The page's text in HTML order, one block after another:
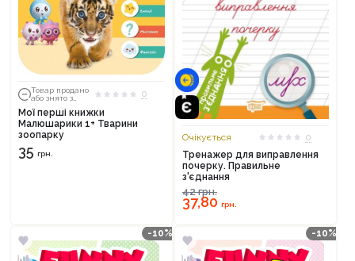
Товар продано
або знято з
0
Мої перші книжки
Малюшарики 1+ Тварини
зоопарку
35 грн.
Очікується
0
Тренажер для виправлення
почерку. Правильне
з'єднання
42грн.
37,80 грн.
-10% -10%